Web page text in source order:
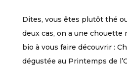
Dites, vous êtes plutôt thé
deux cas, on a une chouette
bio à vous faire découvrir :
dégustée au Printemps de